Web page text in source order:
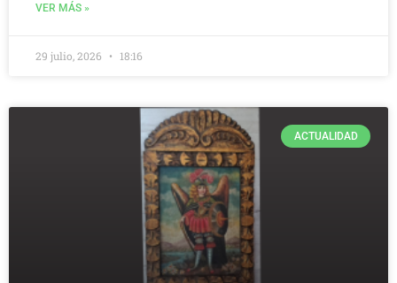
VER MÁS »
29 julio, 2026 18:16
ACTUALIDAD